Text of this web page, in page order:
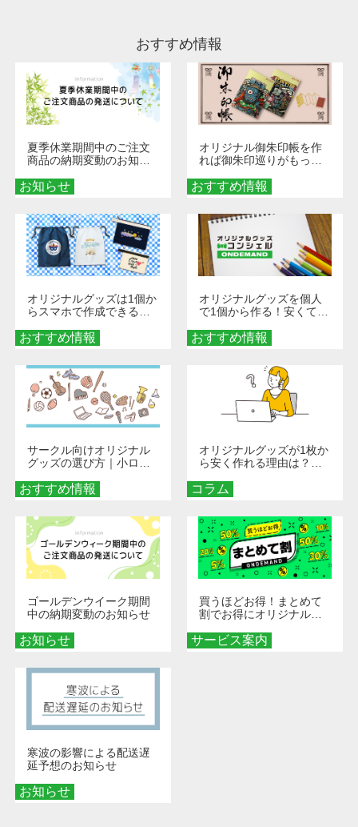
おすすめ情報
お知らせ
夏季休業期間中のご注文
商品の納期変動のお知ら
おすすめ情報
オリジナル御朱印帳を作
れば御朱印巡りがもっと
ダーメイドする魅力と選
び方
おすすめ情報
オリジナルグッズは1個か
らスマホで作成できる！
くなる巾着＆ポーチ活用
術
おすすめ情報
オリジナルグッズを個人
で1個から作る！安くて簡
秘訣
おすすめ情報
サークル向けオリジナル
グッズの選び方｜小ロッ
める秘訣
コラム
オリジナルグッズが1枚か
ら安く作れる理由は？オ
とメリットを解説
お知らせ
ゴールデンウイーク期間
中の納期変動のお知らせ
サービス案内
買うほどお得！まとめて
割でお得にオリジナルグ
お知らせ
寒波の影響による配送遅
延予想のお知らせ